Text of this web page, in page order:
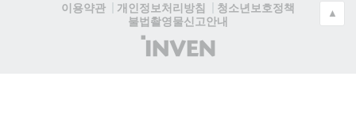
이용약관
개인정보처리방침
청소년보호정책
불법촬영물신고안내
(주)
인
▲